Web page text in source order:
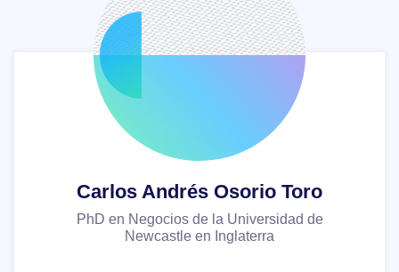
Carlos Andrés Osorio Toro
PhD en Negocios de la Universidad de
Newcastle en Inglaterra